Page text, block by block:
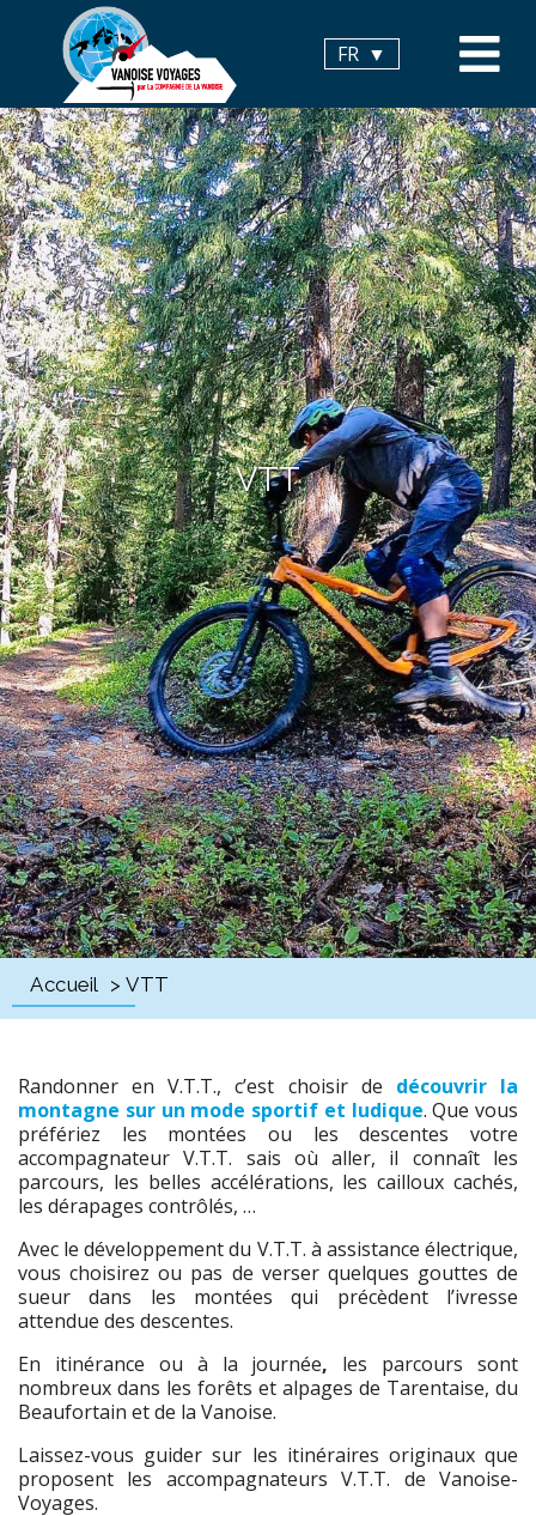
FR
VTT
Accueil > VTT
Randonner en V.T.T., c’est choisir de découvrir la
montagne sur un mode sportif et ludique. Que vous
préfériez les montées ou les descentes votre
accompagnateur V.T.T. sais où aller, il connaît les
parcours, les belles accélérations, les cailloux cachés,
les dérapages contrôlés, …
Avec le développement du V.T.T. à assistance électrique,
vous choisirez ou pas de verser quelques gouttes de
sueur dans les montées qui précèdent l’ivresse
attendue des descentes.
En itinérance ou à la journée, les parcours sont
nombreux dans les forêts et alpages de Tarentaise, du
Beaufortain et de la Vanoise.
Laissez-vous guider sur les itinéraires originaux que
proposent les accompagnateurs V.T.T. de Vanoise-
Voyages.
Panneau de gestion des cookies